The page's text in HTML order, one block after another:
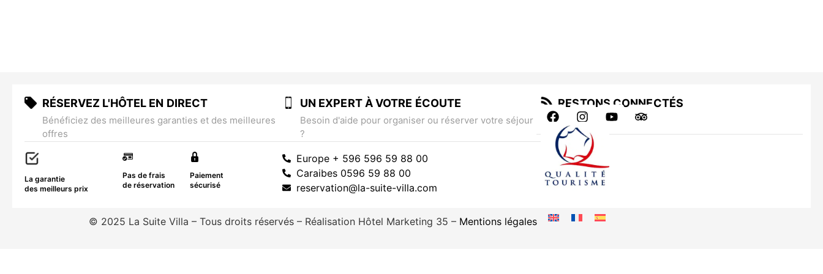
RÉSERVEZ L'HÔTEL EN DIRECT
Bénéficiez des meilleures garanties et des meilleures
offres
La garantie
des meilleurs prix
Pas de frais
de réservation
Paiement
sécurisé
UN EXPERT À VOTRE ÉCOUTE
Besoin d'aide pour organiser ou réserver votre séjour
?
Europe + 596 596 59 88 00
Caraibes 0596 59 88 00
reservation@la-suite-villa.com
RESTONS CONNECTÉS
© 2025 La Suite Villa – Tous droits réservés – Réalisation Hôtel Marketing 35 – Mentions légales